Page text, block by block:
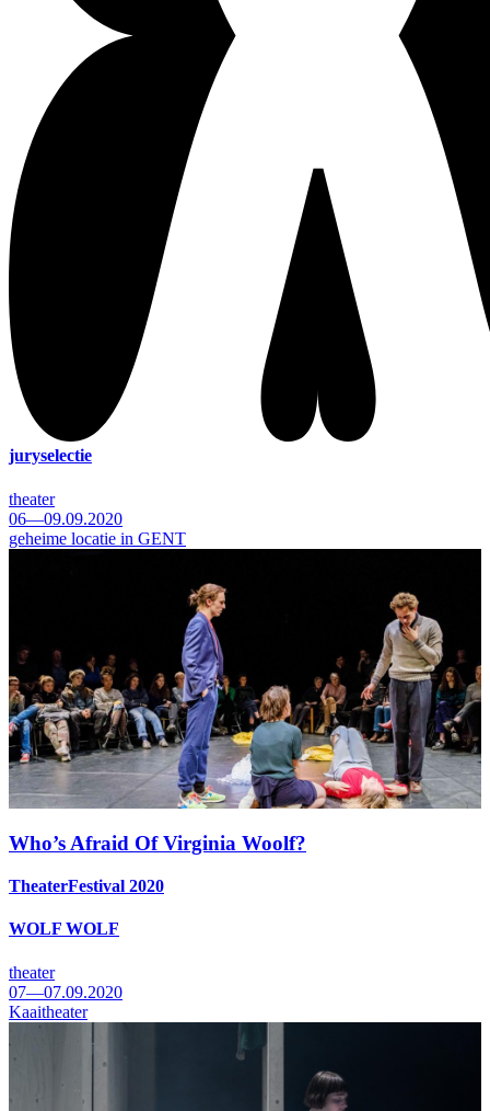
juryselectie
theater
06—09.09.2020
geheime locatie in GENT
Who’s Afraid Of Virginia Woolf?
TheaterFestival 2020
WOLF WOLF
theater
07—07.09.2020
Kaaitheater